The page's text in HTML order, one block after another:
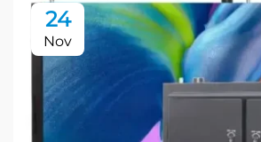
24
Nov